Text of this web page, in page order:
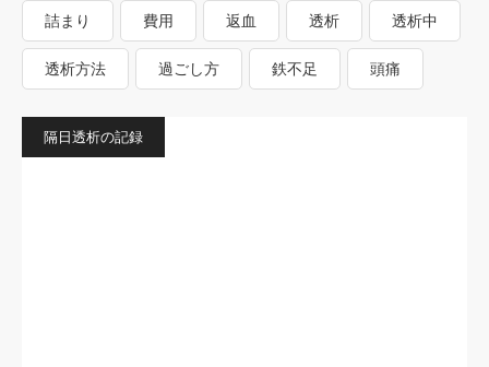
詰まり 費用 返血 透析 透析中
透析方法 過ごし方 鉄不足 頭痛
隔日透析の記録